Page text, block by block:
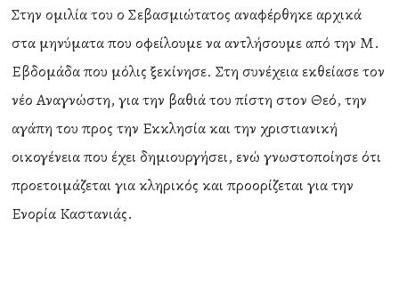
Στην ομιλία του ο Σεβασμιώτατος αναφέρθηκε αρχικά
στα μηνύματα που οφείλουμε να αντλήσουμε από την Μ.
Εβδομάδα που μόλις ξεκίνησε. Στη συνέχεια εκθείασε τον
νέο Αναγνώστη, για την βαθιά του πίστη στον Θεό, την
αγάπη του προς την Εκκλησία και την χριστιανική
οικογένεια που έχει δημιουργήσει, ενώ γνωστοποίησε ότι
προετοιμάζεται για κληρικός και προορίζεται για την
Ενορία Καστανιάς.